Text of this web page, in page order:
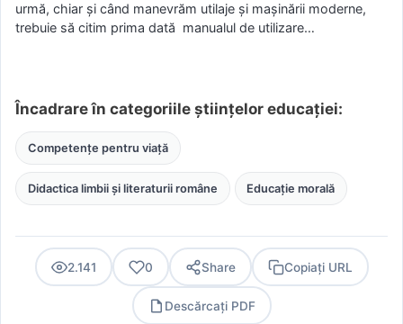
urmă, chiar şi când manevrăm utilaje și mașinării moderne,
trebuie să citim prima dată manualul de utilizare…
Încadrare în categoriile științelor educației:
Competențe pentru viață
Didactica limbii și literaturii române Educație morală
2.141 0 Share Copiați URL
Descărcați PDF